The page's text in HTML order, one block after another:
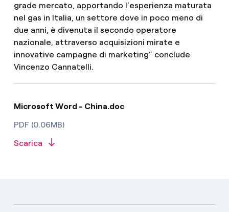
grade mercato, apportando l’esperienza maturata
nel gas in Italia, un settore dove in poco meno di
due anni, è divenuta il secondo operatore
nazionale, attraverso acquisizioni mirate e
innovative campagne di marketing” conclude
Vincenzo Cannatelli.
Microsoft Word - China.doc
PDF (0.06MB)
Scarica